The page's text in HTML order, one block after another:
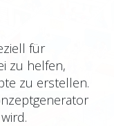
für
zu helfen,
zu erstellen.